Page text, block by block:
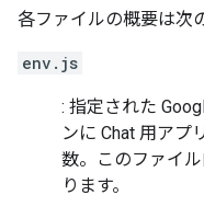
各ファイルの概要は次
env.js
: 指定された
ンに Chat 用アプ
数。このファイ
ります。